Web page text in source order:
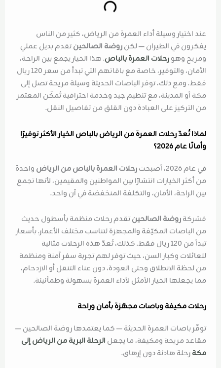
عند اختيار وسيلة أداء العمرة من الرياض، كثير من الناس
يفكرون في الطيران — لكنروضة الصالحينتقدم بديل عملي
ومريح وهورحلات العمرة بالباص. هذا الخيار يجمع بين الراحة،
الأمان، والتوفير، خاصة مع باقاتهم التي تبدأ من سعر 120 ريال
فقط. ومع ذلك، توفر الباصات الحديثة وسيلة مريحة تصل إلى
مكة أو المدينة، مع تنظيم جيد وخدمة احترافية تُمكّن المعتمر
من التركيز على العبادة دون القلق من تفاصيل النقل.
لماذا تُعدّ رحلات العمرة من الرياض بالباص الخيار الأكثر توفيرًا
وأمانًا عام 2026؟
في عام 2026، أصبحت
رحلات العمرة بالباص من الرياض واحدة
من أكثر الخيارات انتشارًا بين المواطنين والمقيمين، لأنها تجمع
بين الراحة، الأمان، والتكلفة المنخفضة في آن واحد.
فشركةروضة الصالحينتقدم رحلات منظمة بأسطول حديث
من الباصات المكيّفة والمجهزة لتناسب مختلف الأعمار. بأسعار
تبدأ من 120 ريال فقط. كذلك، تُعدّ هذه الرحلات مثالية
للعائلات وكبار السن، حيث توفر لهم تجربة سفر آمنة ومنظمة
من لحظة الانطلاق وحتى العودة، دون عناء التنقل أو الازدحام،
مما يجعلها الخيار الأمثل لأداء العمرة بسهولة وطمأنينة.
رحلات مكيفة وباصات مجهّزة بأمان وراحة
توفّر باصات العمرة الحديثة — كما يعتمدها روضة الصالحين —
مقاعد مريحة ومكيفة، ما يجعل الرحلة البرية من الرياض إلى
مكةرحلة هادئة دون إرهاق.